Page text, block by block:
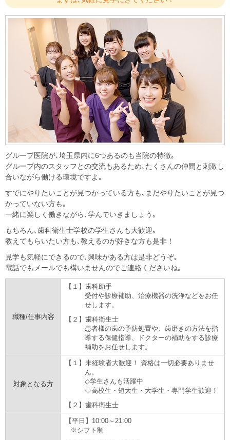
グループ医院が､埼玉県内に6つあるのも当院の特徴｡
グループ内のスタッフとの交流もあるため､たくさんの仲間と刺激し
合いながら働ける環境ですよ｡
すでにやりたいことが見つかっている方も､まだやりたいことが見つ
かっていない方も｡
一緒に楽しく働きながら､学んでいきましょう｡
もちろん､歯科衛生士学校の学生さんも大歓迎｡
教えてもらいたい方も､教えるのが好きな方も是非！
見学も気軽にできるので､興味がある方は是非どうぞ｡
電話でもメールでも構いませんのでご連絡くださいね｡
職種/仕事内容
【１】歯科助手
受付や診療補助、治療機器の洗浄などをお任
せします。
【２】歯科衛生士
患者様の歯の予防処置や、歯磨きの方法を指
導する保健指導、ドクターの補助をする診療
補助をお任せします。
対象となる方
【１】未経験者大歓迎！ 資格は一切必要ありませ
ん。
◇学生さんも活躍中
◇高校生・短大生・大学生・専門学生歓迎！
【２】歯科衛生士
【平日】10:00～21:00
※シフト制